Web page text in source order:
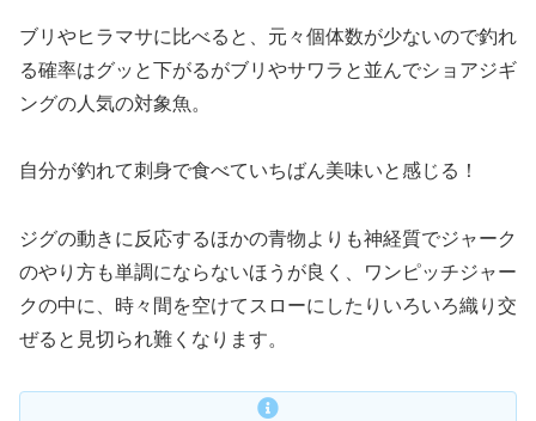
ブリやヒラマサに比べると、元々個体数が少ないので釣れ
る確率はグッと下がるがブリやサワラと並んでショアジギ
ングの人気の対象魚。
自分が釣れて刺身で食べていちばん美味いと感じる！
ジグの動きに反応するほかの青物よりも神経質でジャーク
のやり方も単調にならないほうが良く、ワンピッチジャー
クの中に、時々間を空けてスローにしたりいろいろ織り交
ぜると見切られ難くなります。